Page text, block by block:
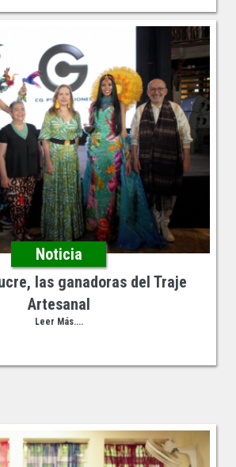
Noticia
las ganadoras del Traje
Artesanal
Leer Más....